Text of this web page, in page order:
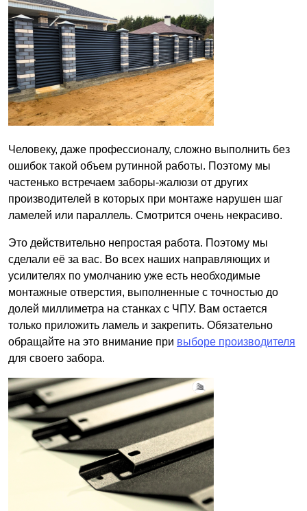
Человеку, даже профессионалу, сложно выполнить без
ошибок такой объем рутинной работы. Поэтому мы
частенько встречаем заборы-жалюзи от других
производителей в которых при монтаже нарушен шаг
ламелей или параллель. Смотрится очень некрасиво.
Это действительно непростая работа. Поэтому мы
сделали её за вас. Во всех наших направляющих и
усилителях по умолчанию уже есть необходимые
монтажные отверстия, выполненные с точностью до
долей миллиметра на станках с ЧПУ. Вам остается
только приложить ламель и закрепить. Обязательно
обращайте на это внимание при выборе производителя
для своего забора.